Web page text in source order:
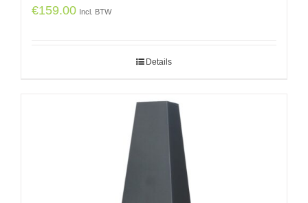
€159.00 Incl. BTW
Details